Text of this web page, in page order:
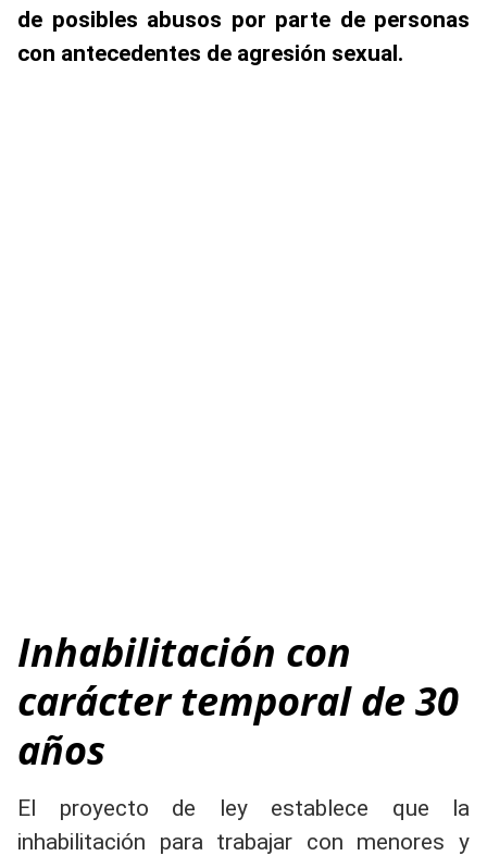
de posibles abusos por parte de personas
con antecedentes de agresión sexual.
Inhabilitación con
carácter temporal de 30
años
El proyecto de ley establece que la
inhabilitación para trabajar con menores y